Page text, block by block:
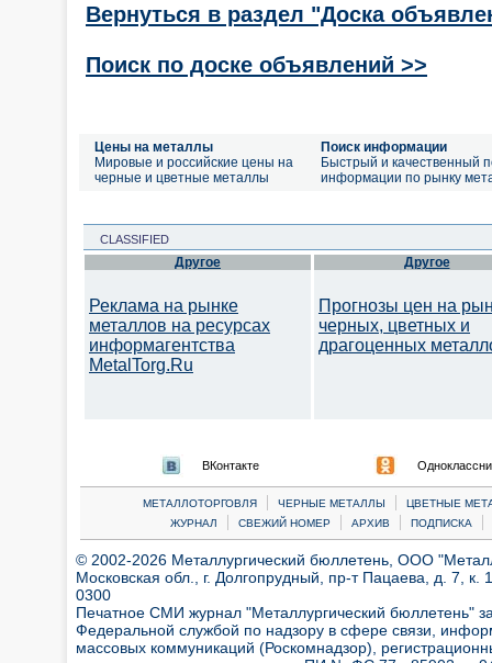
Вернуться в раздел "Доска
Поиск по доске объявлений >>
Цены на металлы
Мировые и российские цены на
черные и цветные металлы
Поиск информации
Быстрый и качественный
информации по рынку
CLASSIFIED
Другое
Реклама на рынке
металлов на ресурсах
информагентства
MetalTorg.Ru
Другое
Прогнозы цен на
черных, цветных и
драгоценных
ВКонтакте
МЕТАЛЛОТОРГОВЛЯ | ЧЕРНЫЕ МЕТАЛЛЫ |
ЦВЕТНЫЕ
ЖУРНАЛ
| СВЕЖИЙ НОМЕР | АРХИВ | ПОДПИСКА |
© 2002-2026 Металлургический бюллетень, ООО
Московская обл., г. Долгопрудный, пр-т Пацаева, д. 7,
0300
Печатное СМИ журнал "Металлургический бюллетень"
Федеральной службой по надзору в сфере связи,
массовых коммуникаций (Роскомнадзор),